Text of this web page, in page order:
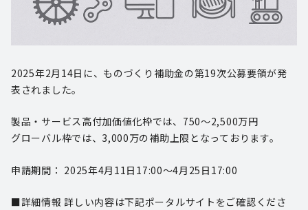
2025年2月14日に、ものづくり補助金の第19次公募要領が発
表されました。
製品・サービス高付加価値化枠では、750～2,500万円
グローバル枠では、3,000万の補助上限となっております。
申請期間： 2025年4月11日17:00～4月25日17:00
■詳細情報 詳しい内容は下記ポータルサイトをご確認くださ